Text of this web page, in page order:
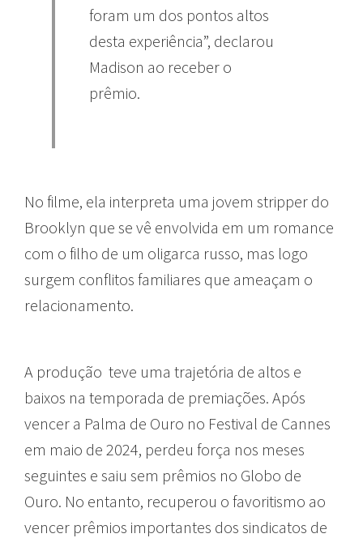
foram um dos pontos altos
desta experiência”, declarou
Madison ao receber o
prêmio.
No filme, ela interpreta uma jovem stripper do
Brooklyn que se vê envolvida em um romance
com o filho de um oligarca russo, mas logo
surgem conflitos familiares que ameaçam o
relacionamento.
A produção teve uma trajetória de altos e
baixos na temporada de premiações. Após
vencer a Palma de Ouro no Festival de Cannes
em maio de 2024, perdeu força nos meses
seguintes e saiu sem prêmios no Globo de
Ouro. No entanto, recuperou o favoritismo ao
vencer prêmios importantes dos sindicatos de